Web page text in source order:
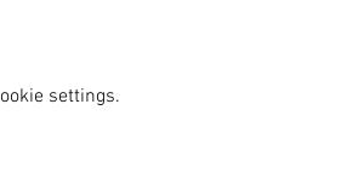
settings.